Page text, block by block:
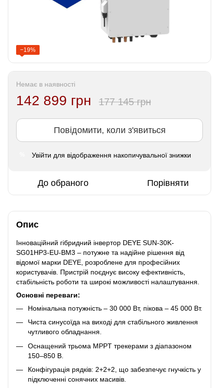
−19%
Немає в наявності
142 899 грн 177 145 грн
Повідомити, коли з'явиться
Увійти для відображення накопичувальної знижки
До обраного Порівняти
Опис
Інноваційний гібридний інвертор DEYE SUN-30K-
SG01HP3-EU-BM3 – потужне та надійне рішення від
відомої марки DEYE, розроблене для професійних
користувачів. Пристрій поєднує високу ефективність,
стабільність роботи та широкі можливості налаштування.
Основні переваги:
Номінальна потужність – 30 000 Вт, пікова – 45 000 Вт.
Чиста синусоїда на виході для стабільного живлення
чутливого обладнання.
Оснащений трьома MPPT трекерами з діапазоном
150–850 В.
Конфігурація рядків: 2+2+2, що забезпечує гнучкість у
підключенні сонячних масивів.